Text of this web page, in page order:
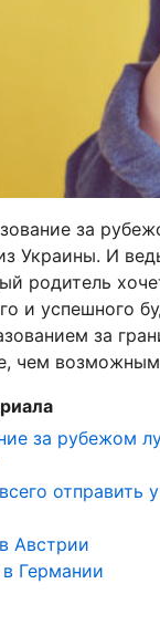
за
Украины. И
родитель
и успешного
за
чем
за рубежом
отправить
Австрии
Германии